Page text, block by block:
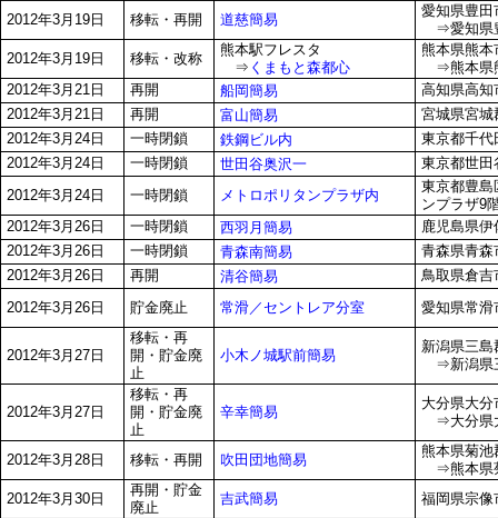
2012年3月19日
移転・再開 道慈簡易
愛知県豊田
⇒愛知県
2012年3月19日
移転・改称
熊本駅フレスタ
⇒ くまもと森都心
熊本県熊本
⇒熊本県
2012年3月21日
再開 船岡簡易
高知県高知
2012年3月21日
再開 富山簡易
宮城県宮城
2012年3月24日
一時閉鎖 鉄鋼ビル内
東京都千代
2012年3月24日
一時閉鎖 世田谷奥沢一
東京都世田
2012年3月24日
一時閉鎖 メトロポリタンプラザ内
東京都豊島
ンプラザ9
2012年3月26日
一時閉鎖 西羽月簡易
鹿児島県
2012年3月26日
一時閉鎖 青森南簡易
青森県青森
2012年3月26日
再開 清谷簡易
鳥取県倉吉
2012年3月26日
貯金廃止 常滑／セントレア分室 愛知県常滑
2012年3月27日
移転・再
開・貯金廃
止
小木ノ城駅前簡易
新潟県三島
⇒新潟県
2012年3月27日
移転・再
開・貯金廃
止
辛幸簡易
大分県大分
⇒大分県
2012年3月28日 移転・再開 吹田団地簡易
熊本県菊池
⇒熊本県
2012年3月30日
再開・貯金
廃止
吉武簡易
福岡県宗像